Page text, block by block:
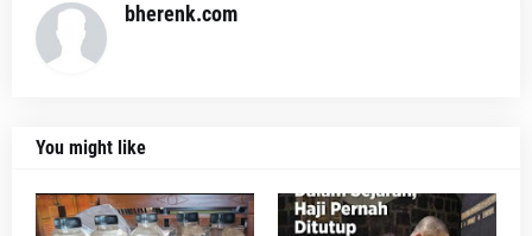
bherenk.com
You might like